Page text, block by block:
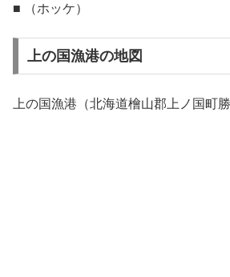
■ （ホッケ）
上の国漁港の地図
上の国漁港（北海道檜山郡上ノ国町